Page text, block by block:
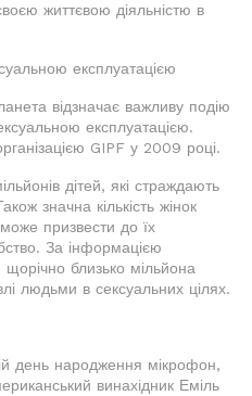
життєвою діяльністю в
експлуатацією
відзначає важливу подію
експлуатацією.
GIPF у 2009 році.
дітей, які страждають
значна кількість жінок
призвести до їх
За інформацією
щорічно близько мільйона
людьми в сексуальних цілях.
день народження мікрофон,
винахідник Еміль